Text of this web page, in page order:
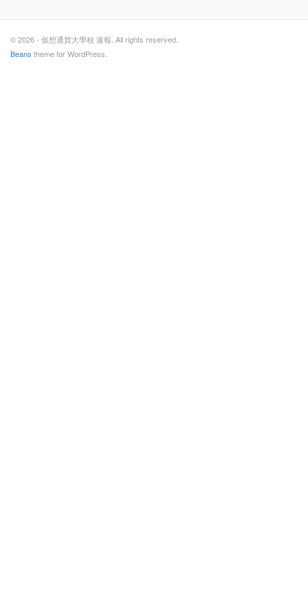
© 2026 - 仮想通貨大學校 速報. All rights reserved.
Beans theme for WordPress.